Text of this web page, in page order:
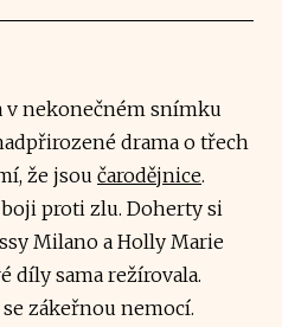
v nekonečném snímku
drama o třech
že jsou čarodějnice.
proti zlu. Doherty si
Milano a Holly Marie
díly sama režírovala.
zákeřnou nemocí.